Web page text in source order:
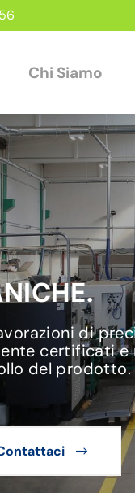
Chi Siamo
di
certificati e
del prodotto.